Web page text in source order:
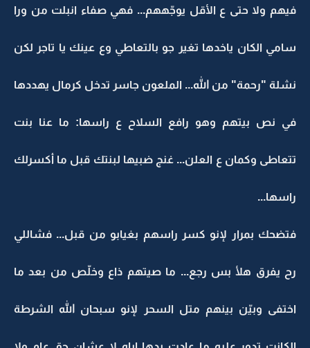
فيهم ولا حتى ع الأقل يوجّههم... فهي صفاء انبلت من ورا
سامي الكان ياخدها تغير جو بالتعاطي وع عينك يا تاجر لكن
نشلة "رحمة" من الله... الملعون جاسر تدخل كرمال يهددها
في نص بيتهم وهو رافع السلاح ع راسها: ما عنا بنت
تتعاطى وكمان ع العلن... غنج ضبيها لبنتك قبل ما أكسرلك
راسها...
فتضحك بمرار لإنو كسر راسهم بغيابو من قبل... فشاللي
رح يفرق هلأ بس رجع... ما صيتهم ذاع وخلّص من بعد ما
اختفى وبيّن بينهم متل السحر لإنو سبحان الله الشرطة